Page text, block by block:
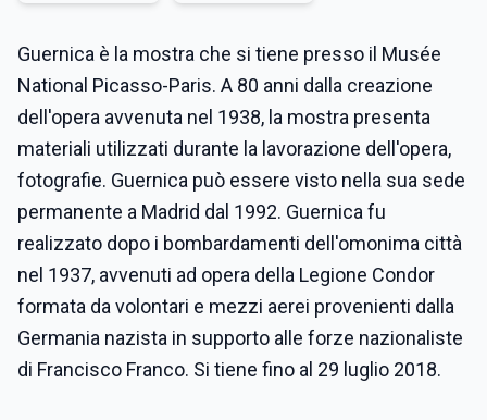
Guernica è la mostra che si tiene presso il Musée
National Picasso-Paris. A 80 anni dalla creazione
dell'opera avvenuta nel 1938, la mostra presenta
materiali utilizzati durante la lavorazione dell'opera,
fotografie. Guernica può essere visto nella sua sede
permanente a Madrid dal 1992. Guernica fu
realizzato dopo i bombardamenti dell'omonima città
nel 1937, avvenuti ad opera della Legione Condor
formata da volontari e mezzi aerei provenienti dalla
Germania nazista in supporto alle forze nazionaliste
di Francisco Franco. Si tiene fino al 29 luglio 2018.